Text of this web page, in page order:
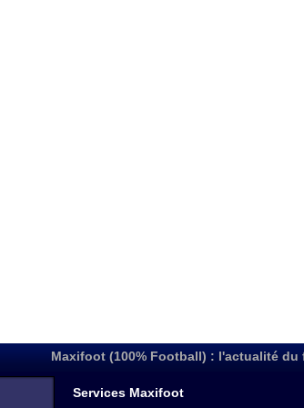
Maxifoot (100% Football) : l'actualité
Services Maxifoot